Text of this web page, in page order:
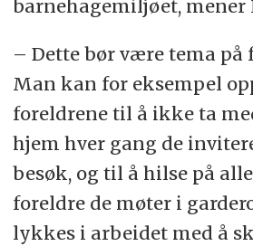
tredje og fjerde ledd
straks.
(Kilde:Barnehageloven)
barnehagemiljøet, mener
– Dette bør være tema på
Man kan for eksempel
foreldrene til å ikke ta
hjem hver gang de
besøk, og til å hilse på
foreldre de møter i
lykkes i arbeidet med å